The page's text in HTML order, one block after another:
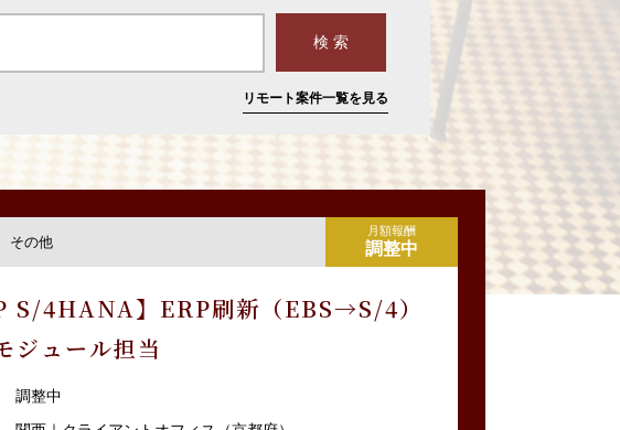
リモート案件一覧を見る
その他
月額報酬
調整中
S/4HANA】ERP刷新（EBS→S/4）
ジュール担当
調整中